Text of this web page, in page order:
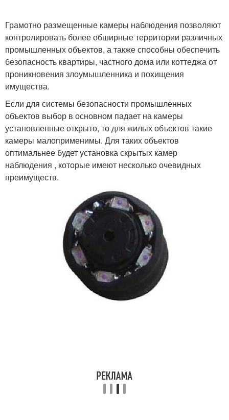
Грамотно размещенные камеры наблюдения позволяют
контролировать более обширные территории различных
промышленных объектов, а также способны обеспечить
безопасность квартиры, частного дома или коттеджа от
проникновения злоумышленника и похищения
имущества.
Если для системы безопасности промышленных
объектов выбор в основном падает на камеры
установленные открыто, то для жилых объектов такие
камеры малоприменимы. Для таких объектов
оптимальнее будет установка скрытых камер
наблюдения , которые имеют несколько очевидных
преимуществ.